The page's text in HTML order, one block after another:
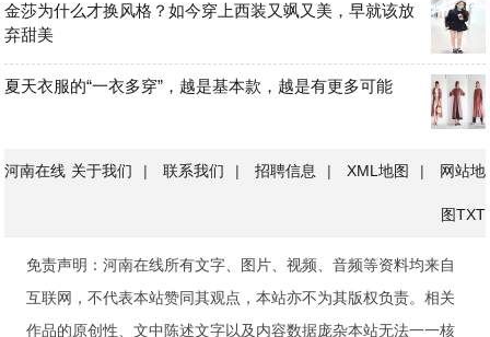
金莎为什么才换风格？如今穿上西装又飒又美，早就该放
弃甜美
夏天衣服的“一衣多穿”，越是基本款，越是有更多可能
河南在线 关于我们 | 联系我们 | 招聘信息 | XML地图 | 网站地
图TXT
免责声明：河南在线所有文字、图片、视频、音频等资料均来自
互联网，不代表本站赞同其观点，本站亦不为其版权负责。相关
作品的原创性、文中陈述文字以及内容数据庞杂本站无法一一核